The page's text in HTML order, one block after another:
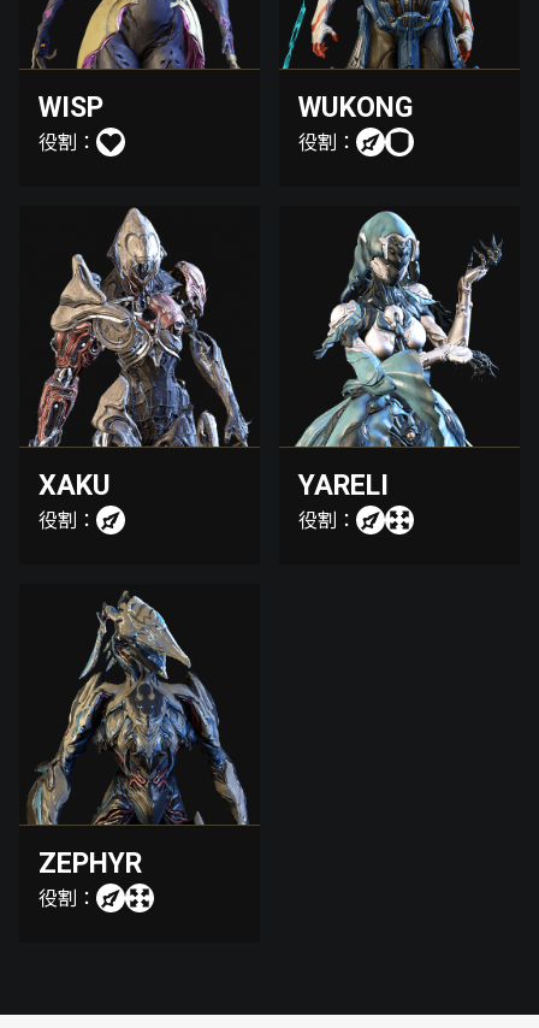
WISP
役割：
WUKONG
役割：
XAKU
役割：
YARELI
役割：
ZEPHYR
役割：